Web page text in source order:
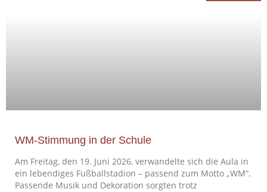
WM-Stimmung in der Schule
Am Freitag, den 19. Juni 2026, verwandelte sich die Aula in
ein lebendiges Fußballstadion – passend zum Motto „WM“.
Passende Musik und Dekoration sorgten trotz